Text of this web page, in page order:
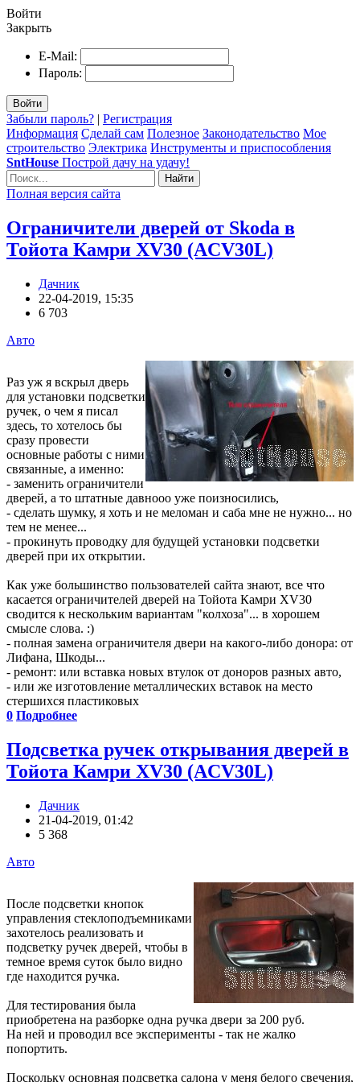
Войти
Закрыть
E-Mail:
Пароль:
Войти
Забыли пароль? | Регистрация
Информация Сделай сам Полезное Законодательство Мое
строительство Электрика Инструменты и приспособления
SntHouse Построй дачу на удачу!
Найти
Полная версия сайта
Ограничители дверей от Skoda в
Тойота Камри XV30 (ACV30L)
Дачник
22-04-2019, 15:35
6 703
Авто
Раз уж я вскрыл дверь
для установки подсветки
ручек, о чем я писал
здесь, то хотелось бы
сразу провести
основные работы с ними
связанные, а именно:
- заменить ограничители
дверей, а то штатные давнооо уже поизносились,
- сделать шумку, я хоть и не меломан и саба мне не нужно... но
тем не менее...
- прокинуть проводку для будущей установки подсветки
дверей при их открытии.
Как уже большинство пользователей сайта знают, все что
касается ограничителей дверей на Тойота Камри XV30
сводится к нескольким вариантам "колхоза"... в хорошем
смысле слова. :)
- полная замена ограничителя двери на какого-либо донора: от
Лифана, Шкоды...
- ремонт: или вставка новых втулок от доноров разных авто,
- или же изготовление металлических вставок на место
стершихся пластиковых
0 Подробнее
Подсветка ручек открывания дверей в
Тойота Камри XV30 (ACV30L)
Дачник
21-04-2019, 01:42
5 368
Авто
После подсветки кнопок
управления стеклоподъемниками
захотелось реализовать и
подсветку ручек дверей, чтобы в
темное время суток было видно
где находится ручка.
Для тестирования была
приобретена на разборке одна ручка двери за 200 руб.
На ней и проводил все эксперименты - так не жалко
попортить.
Поскольку основная подсветка салона у меня белого свечения,